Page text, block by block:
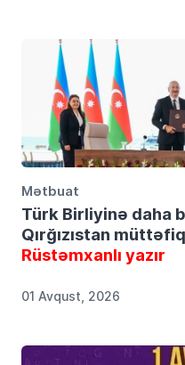
Mətbuat
Türk Birliyinə daha
Qırğızıstan
Rüstəmxanlı yazır
01 Avqust, 2026